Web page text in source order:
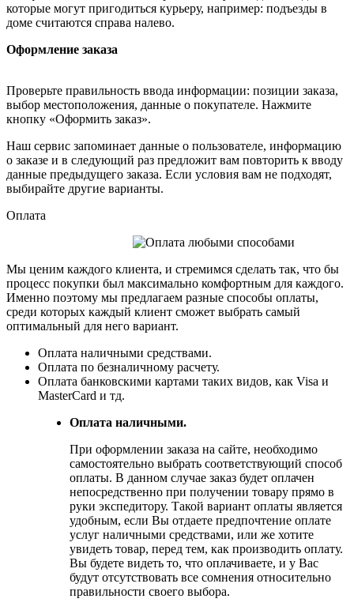
которые могут пригодиться курьеру, например: подъезды в
доме считаются справа налево.
Оформление заказа
Проверьте правильность ввода информации: позиции заказа,
выбор местоположения, данные о покупателе. Нажмите
кнопку «Оформить заказ».
Наш сервис запоминает данные о пользователе, информацию
о заказе и в следующий раз предложит вам повторить к вводу
данные предыдущего заказа. Если условия вам не подходят,
выбирайте другие варианты.
Оплата
Мы ценим каждого клиента, и стремимся сделать так, что бы
процесс покупки был максимально комфортным для каждого.
Именно поэтому мы предлагаем разные способы оплаты,
среди которых каждый клиент сможет выбрать самый
оптимальный для него вариант.
Оплата наличными средствами.
Оплата по безналичному расчету.
Оплата банковскими картами таких видов, как Visa и
MasterCard и тд.
Оплата наличными.
При оформлении заказа на сайте, необходимо
самостоятельно выбрать соответствующий способ
оплаты. В данном случае заказ будет оплачен
непосредственно при получении товару прямо в
руки экспедитору. Такой вариант оплаты является
удобным, если Вы отдаете предпочтение оплате
услуг наличными средствами, или же хотите
увидеть товар, перед тем, как производить оплату.
Вы будете видеть то, что оплачиваете, и у Вас
будут отсутствовать все сомнения относительно
правильности своего выбора.